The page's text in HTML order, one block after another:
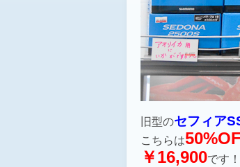
旧型のセフィア
こちらは
￥16,900です！